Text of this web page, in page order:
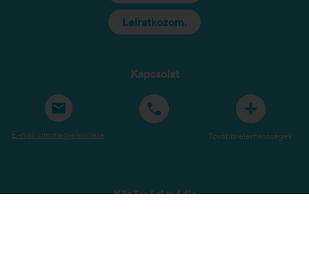
Leiratkozom.
Kapcsolat
E-mail cím megjelenítése További elérhetőségek
Közösségi média